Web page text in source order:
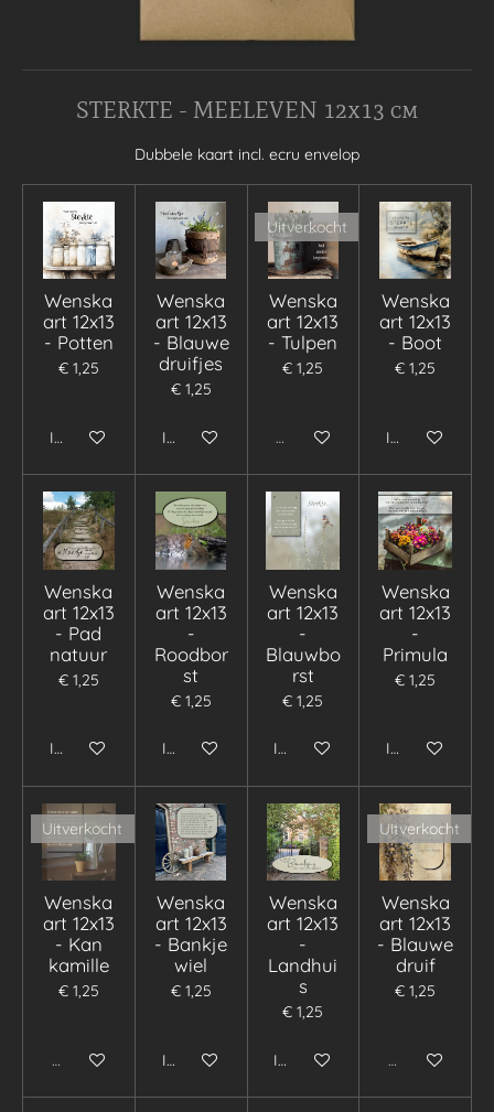
STERKTE - MEELEVEN 12x13 cm
Dubbele kaart incl. ecru envelop
Wenska
art 12x13
- Potten
€ 1,25
In winkelwagen
Wenska
art 12x13
- Blauwe
druifjes
€ 1,25
In winkelwagen
Uitverkocht
Wenska
art 12x13
- Tulpen
€ 1,25
Uitverkocht
Wenska
art 12x13
- Boot
€ 1,25
In
Wenska
art 12x13
- Pad
natuur
€ 1,25
In winkelwagen
Wenska
art 12x13
-
Roodbor
st
€ 1,25
In winkelwagen
Wenska
art 12x13
-
Blauwbo
rst
€ 1,25
In winkelwagen
Wenska
art 12x13
-
Primula
€ 1,25
In
Uitverkocht
Wenska
art 12x13
- Kan
kamille
€ 1,25
Uitverkocht
Wenska
art 12x13
- Bankje
wiel
€ 1,25
In winkelwagen
Wenska
art 12x13
-
Landhui
s
€ 1,25
In winkelwagen
Uitverkocht
Wenska
art 12x13
- Blauwe
druif
€ 1,25
Uitverkocht